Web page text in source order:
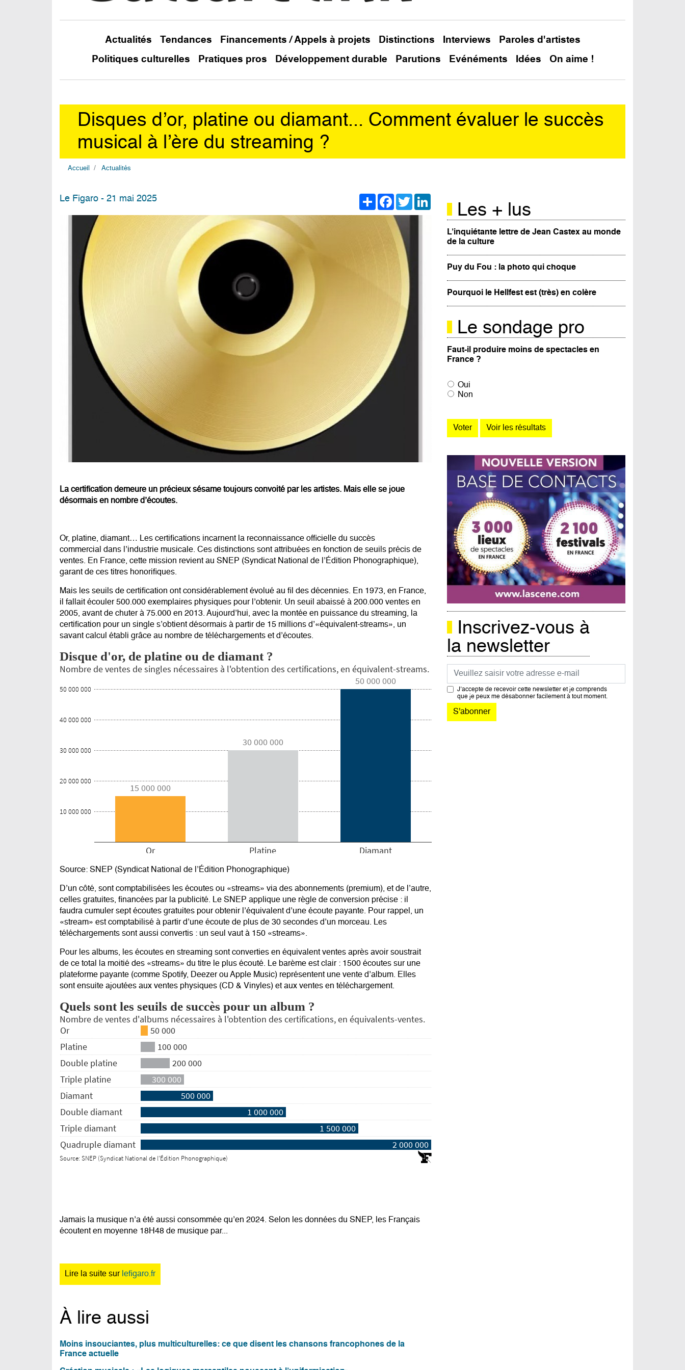
Actualités Tendances Financements / Appels à projets Distinctions Interviews
Paroles d'artistes
Politiques culturelles
Pratiques pros Développement durable Parutions Evénéments Idées On aime !
Disques d’or, platine ou diamant... Comment évaluer le succès
musical à l’ère du streaming ?
Accueil Actualités
ShareFacebook
Twitter
Le Figaro - 21 mai 2025
La certification demeure un précieux sésame toujours convoité par les artistes. Mais elle se joue
désormais en nombre d’écoutes.
Or, platine, diamant… Les certifications incarnent la reconnaissance officielle du succès
commercial dans l’industrie musicale. Ces distinctions sont attribuées en fonction de seuils précis de
ventes. En France, cette mission revient au SNEP (Syndicat National de l’Édition Phonographique),
garant de ces titres honorifiques.
Mais les seuils de certification ont considérablement évolué au fil des décennies. En 1973, en France,
il fallait écouler 500.000 exemplaires physiques pour l’obtenir. Un seuil abaissé à 200.000 ventes en
2005, avant de chuter à 75.000 en 2013. Aujourd’hui, avec la montée en puissance du streaming, la
certification pour un single s’obtient désormais à partir de 15 millions d’«équivalent-streams», un
savant calcul établi grâce au nombre de téléchargements et d’écoutes.
Source: SNEP (Syndicat National de l’Édition Phonographique)
D’un côté, sont comptabilisées les écoutes ou «streams» via des abonnements (premium), et de l’autre,
celles gratuites, financées par la publicité. Le SNEP applique une règle de conversion précise : il
faudra cumuler sept écoutes gratuites pour obtenir l’équivalent d’une écoute payante. Pour rappel, un
«stream» est comptabilisé à partir d’une écoute de plus de 30 secondes d’un morceau. Les
téléchargements sont aussi convertis : un seul vaut à 150 «streams».
Pour les albums, les écoutes en streaming sont converties en équivalent ventes après avoir soustrait
de ce total la moitié des «streams» du titre le plus écouté. Le barème est clair : 1500 écoutes sur une
plateforme payante (comme Spotify, Deezer ou Apple Music) représentent une vente d’album. Elles
sont ensuite ajoutées aux ventes physiques (CD & Vinyles) et aux ventes en téléchargement.
Jamais la musique n’a été aussi consommée qu’en 2024. Selon les données du SNEP, les Français
écoutent en moyenne 18H48 de musique par...
Lire la suite sur lefigaro.fr
À lire aussi
Moins insouciantes, plus multiculturelles: ce que disent les chansons francophones de la
France actuelle
Les + lus
L’inquiétante lettre de Jean Castex au monde
de la culture
Puy du Fou : la photo qui choque
Pourquoi le Hellfest est (très) en colère
Le sondage pro
Faut-il produire moins de spectacles en
France ?
Oui
Non
Inscrivez-vous à
la newsletter
Courriel
J’accepte de recevoir cette newsletter et je comprends
que je peux me désabonner facilement à tout moment.